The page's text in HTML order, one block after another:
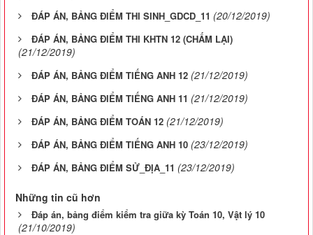
ĐÁP ÁN, BẢNG ĐIỂM THI SINH_GDCD_11 (20/12/2019)
ĐÁP ÁN, BẢNG ĐIỂM THI KHTN 12 (CHẤM LẠI)
(21/12/2019)
ĐÁP ÁN, BẢNG ĐIỂM TIẾNG ANH 12 (21/12/2019)
ĐÁP ÁN, BẢNG ĐIỂM TIẾNG ANH 11 (21/12/2019)
ĐÁP ÁN, BẢNG ĐIỂM TOÁN 12 (21/12/2019)
ĐÁP ÁN, BẢNG ĐIỂM TIẾNG ANH 10 (23/12/2019)
ĐÁP ÁN, BẢNG ĐIỂM SỬ_ĐỊA_11 (23/12/2019)
Những tin cũ hơn
Đáp án, bảng điểm kiểm tra giữa kỳ Toán 10, Vật lý 10
(21/10/2019)